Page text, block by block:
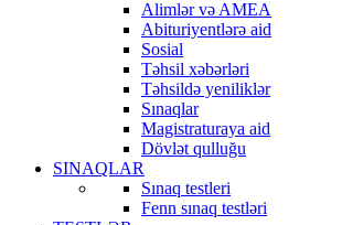
Alimlər və AMEA
Abituriyentlərə aid
Sosial
Təhsil xəbərləri
Təhsildə yeniliklər
Sınaqlar
Magistraturaya aid
Dövlət qulluğu
SINAQLAR
Sınaq testleri
Fenn sınaq testləri